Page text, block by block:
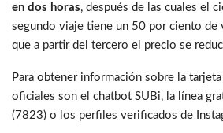
en dos horas, después de las cuales el
segundo viaje tiene un 50 por ciento de
que a partir del tercero el precio se
Para obtener información sobre la tarjeta
oficiales son el chatbot SUBi, la línea
(7823) o los perfiles verificados de